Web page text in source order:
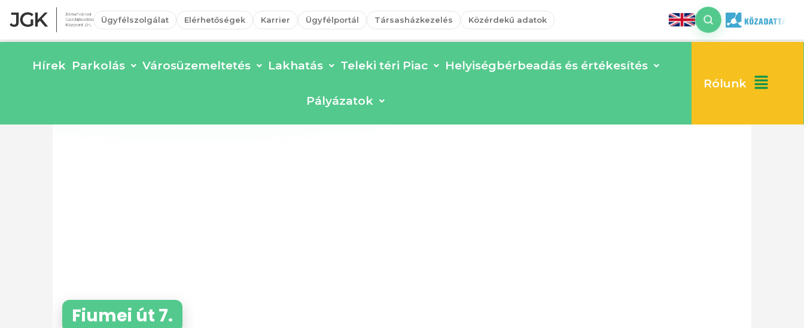
Ügyfélszolgálat Elérhetőségek Karrier Ügyfélportál Társasházkezelés Közérdekű adatok
Hírek Parkolás Városüzemeltetés Lakhatás Teleki téri Piac Helyiségbérbeadás és értékesítés
Pályázatok
Rólunk
Fiumei út 7.